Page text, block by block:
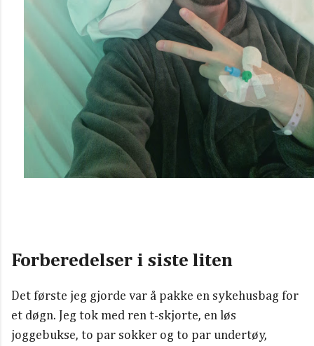
Forberedelser i siste liten
Det første jeg gjorde var å pakke en sykehusbag for
et døgn. Jeg tok med ren t-skjorte, en løs
joggebukse, to par sokker og to par undertøy,